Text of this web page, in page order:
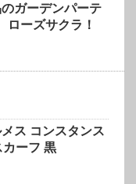
のガーデンパーテ
ローズサクラ！
メス コンスタンス
ーフ 黒